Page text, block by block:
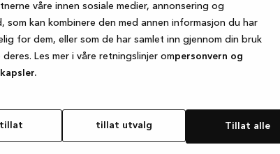
våre innen sosiale medier, annonsering og
som kan kombinere den med annen informasjon du har
for dem, eller som de har samlet inn gjennom din bruk
Les mer i våre retningslinjer ompersonvern og
tillat tillat utvalg Tillat alle
has occurred while loadingwww.kvik.no (see the